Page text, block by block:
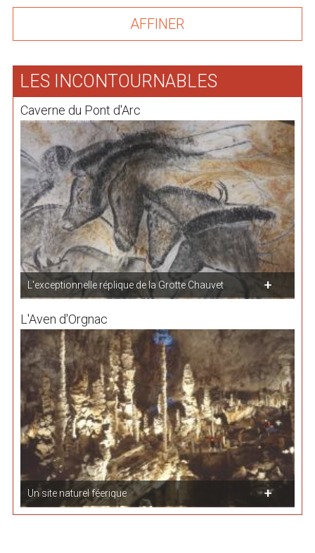
LES INCONTOURNABLES
Caverne du Pont d'Arc
L'exceptionnelle réplique de la Grotte Chauvet
L'Aven d'Orgnac
Un site naturel féerique